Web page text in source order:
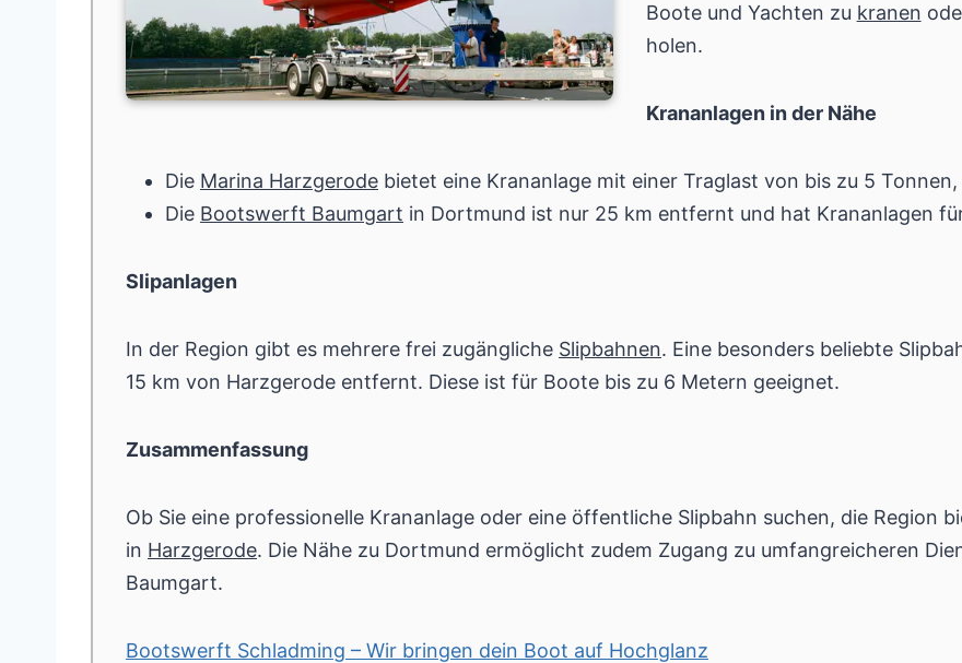
Boote und Yachten zu kranen
holen.
Krananlagen in der Nähe
Die Marina Harzgerode bietet eine Krananlage mit einer Traglast von bis zu 5
Die Bootswerft Baumgart in Dortmund ist nur 25 km entfernt und hat Krananlagen
Slipanlagen
In der Region gibt es mehrere frei zugängliche Slipbahnen. Eine besonders beliebte
15 km von Harzgerode entfernt. Diese ist für Boote bis zu 6 Metern geeignet.
Zusammenfassung
Ob Sie eine professionelle Krananlage oder eine öffentliche Slipbahn suchen, die Region
in Harzgerode. Die Nähe zu Dortmund ermöglicht zudem Zugang zu umfangreicheren
Baumgart.
Bootswerft Schladming – Wir bringen dein Boot auf Hochglanz